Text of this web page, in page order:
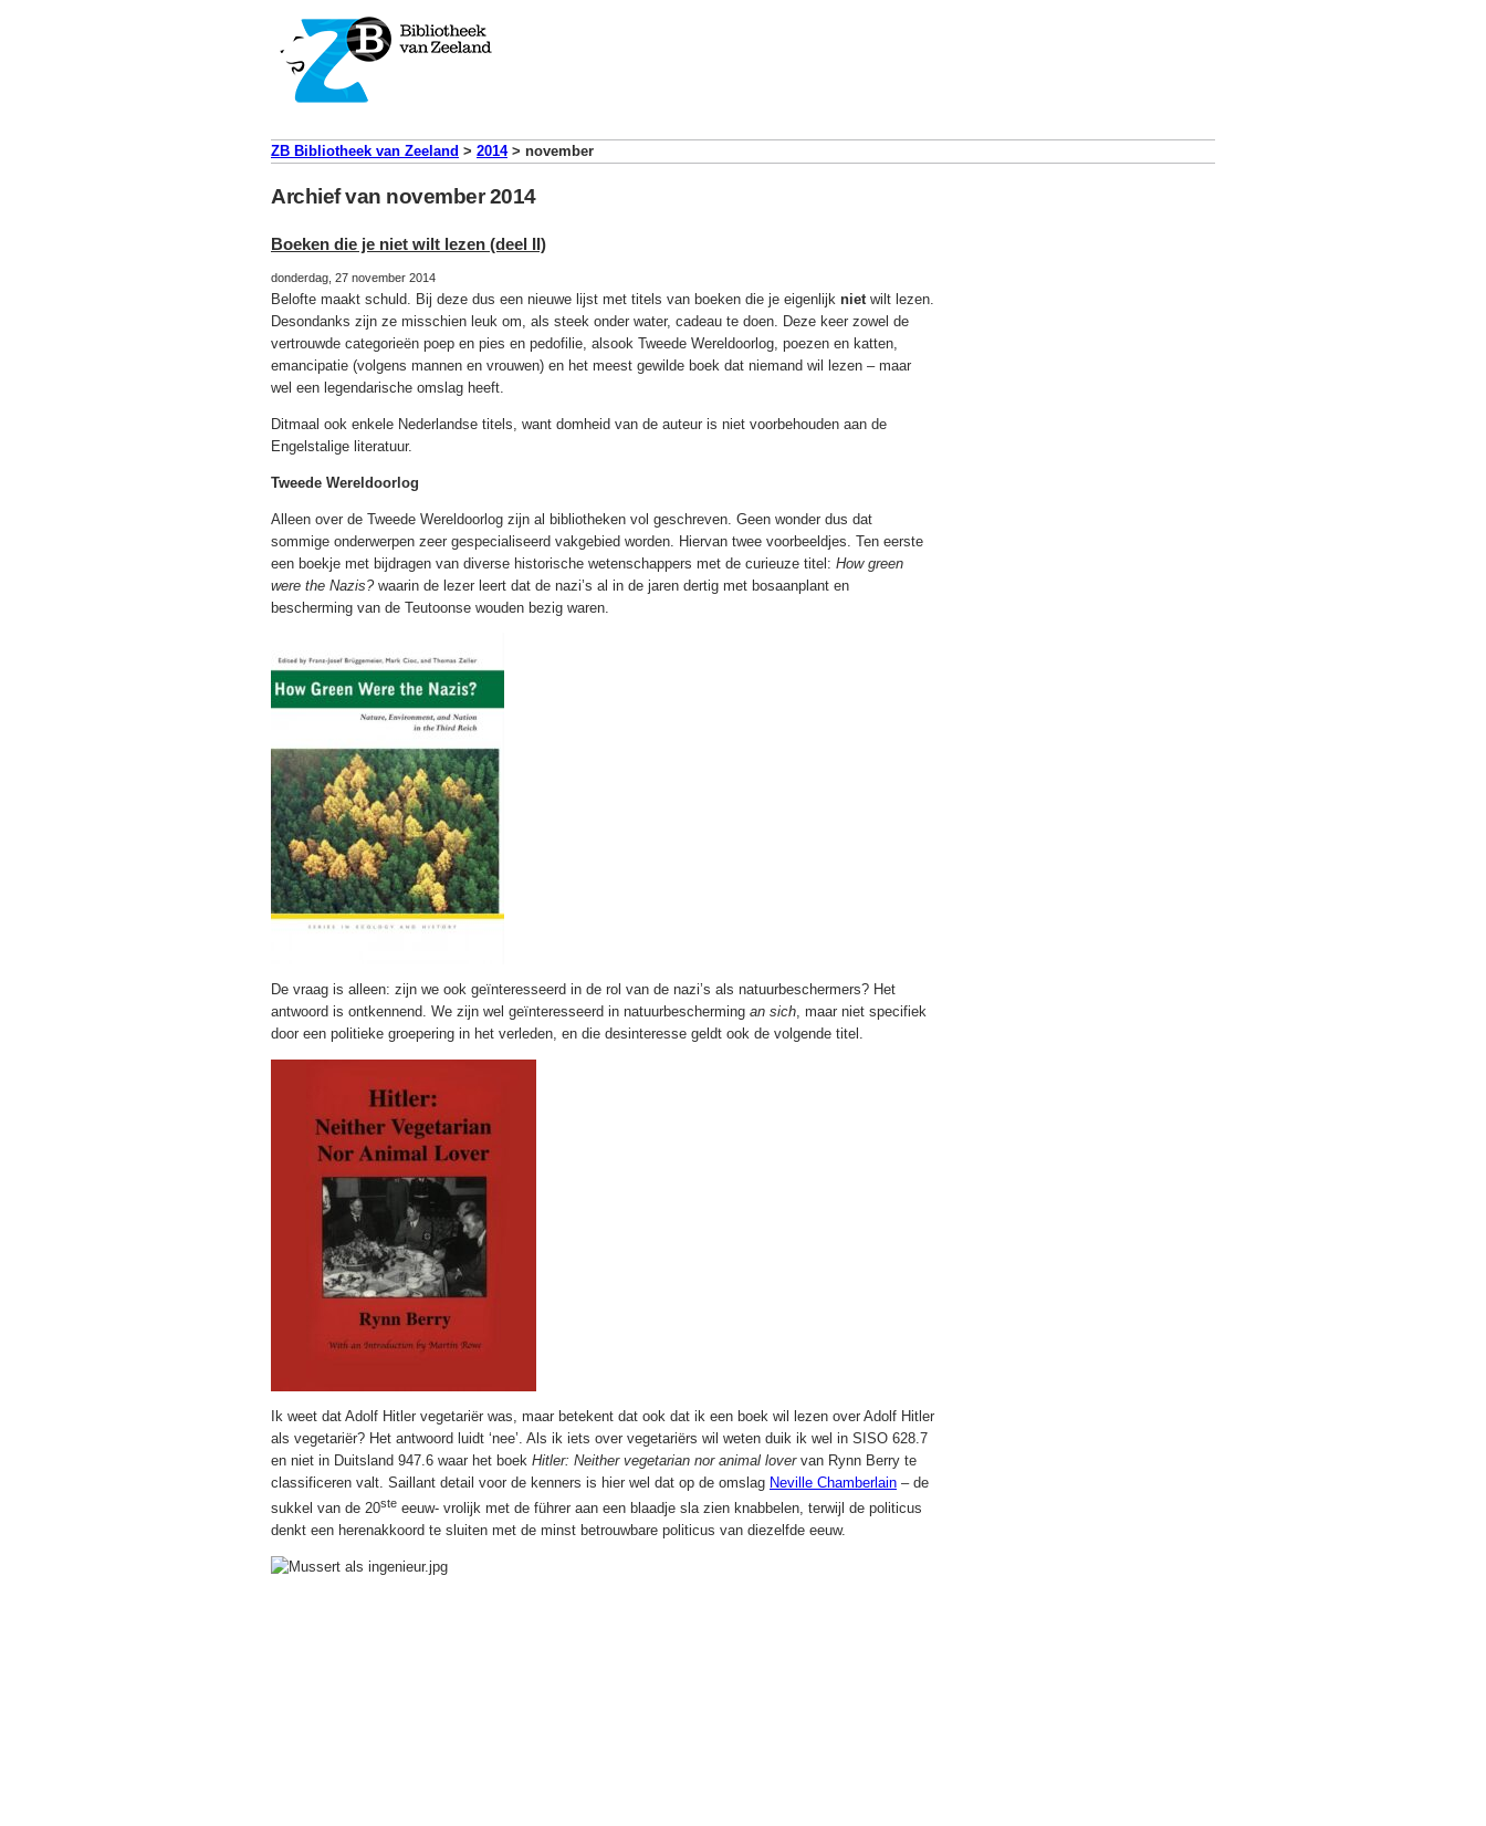
ZB Bibliotheek van Zeeland > 2014> november
Archief van november 2014
Boeken die je niet wilt lezen (deel II)
donderdag, 27 november 2014
Belofte maakt schuld. Bij deze dus een nieuwe lijst met titels van boeken die je eigenlijk nietwilt lezen.
Desondanks zijn ze misschien leuk om, als steek onder water, cadeau te doen. Deze keer zowel de
vertrouwde categorieën poep en pies en pedofilie, alsook Tweede Wereldoorlog, poezen en katten,
emancipatie (volgens mannen en vrouwen) en het meest gewilde boek dat niemand wil lezen – maar
wel een legendarische omslag heeft.
Ditmaal ook enkele Nederlandse titels, want domheid van de auteur is niet voorbehouden aan de
Engelstalige literatuur.
Tweede Wereldoorlog
Alleen over de Tweede Wereldoorlog zijn al bibliotheken vol geschreven. Geen wonder dus dat
sommige onderwerpen zeer gespecialiseerd vakgebied worden. Hiervan twee voorbeeldjes. Ten eerste
een boekje met bijdragen van diverse historische wetenschappers met de curieuze titel: How green
were the Nazis?waarin de lezer leert dat de nazi’s al in de jaren dertig met bosaanplant en
bescherming van de Teutoonse wouden bezig waren.
De vraag is alleen: zijn we ook geïnteresseerd in de rol van de nazi’s als natuurbeschermers? Het
antwoord is ontkennend. We zijn wel geïnteresseerd in natuurbescherming an sich, maar niet specifiek
door een politieke groepering in het verleden, en die desinteresse geldt ook de volgende titel.
Ik weet dat Adolf Hitler vegetariër was, maar betekent dat ook dat ik een boek wil lezen over Adolf Hitler
als vegetariër? Het antwoord luidt ‘nee’. Als ik iets over vegetariërs wil weten duik ik wel in SISO 628.7
en niet in Duitsland 947.6 waar het boek Hitler: Neither vegetarian nor animal lovervan Rynn Berry te
classificeren valt. Saillant detail voor de kenners is hier wel dat op de omslag Neville Chamberlain – de
sukkel van de 20ste eeuw- vrolijk met de führer aan een blaadje sla zien knabbelen, terwijl de politicus
denkt een herenakkoord te sluiten met de minst betrouwbare politicus van diezelfde eeuw.